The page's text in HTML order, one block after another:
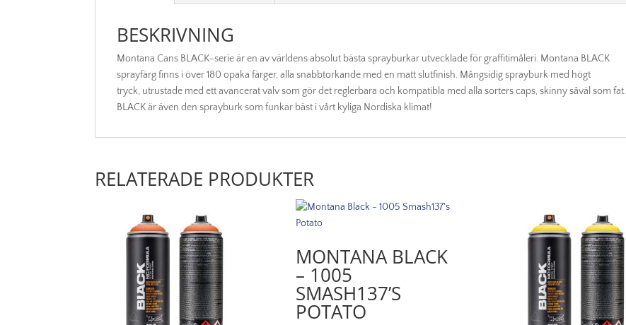
BESKRIVNING
Montana Cans BLACK-serie är en av världens absolut bästa sprayburkar utvecklade för graffitimåleri. Montana BLACK
sprayfärg finns i över 180 opaka färger, alla snabbtorkande med en matt slutfinish. Mångsidig sprayburk med högt
tryck, utrustade med ett avancerat valv som gör det reglerbara och kompatibla med alla sorters caps, skinny såväl som fat.
BLACK är även den sprayburk som funkar bäst i vårt kyliga Nordiska klimat!
RELATERADE PRODUKTER
MONTANA BLACK
– 1005
SMASH137’S
POTATO